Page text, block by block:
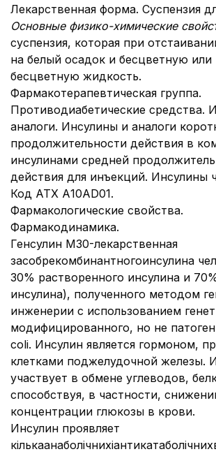
Лекарственная форма. Суспензия
Основные физико-химические
суспензия, которая при
на белый осадок и бесцветную или
бесцветную жидкость.
Фармакотерапевтическая группа.
Противодиабетические средства.
аналоги. Инсулины и аналоги
продолжительности действия в
инсулинами средней
действия для инъекций. Инсулины
Код АТХ А10AD01.
Фармакологические свойства.
Фармакодинамика.
Генсулин М30-лекарственная
засобрекомбинантногоинсулина
30% растворенного инсулина и
инсулина), полученного методом
инженерии с использованием
модифицированного, но не
соlі. Инсулин является гормоном,
клетками поджелудочной железы.
участвует в обмене углеводов,
способствуя, в частности,
концентрации глюкозы в крови.
Инсулин проявляет